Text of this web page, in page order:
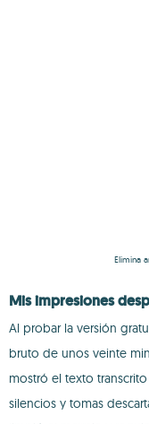
Elimina
Mis impresiones
Al probar la versión
bruto de unos veinte
mostró el texto
silencios y tomas